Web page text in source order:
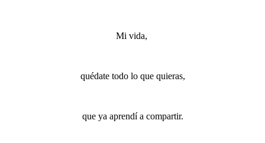
Mi vida,
quédate todo lo que quieras,
que ya aprendí a compartir.